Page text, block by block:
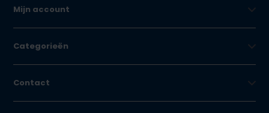
Mijn account
Categorieën
Contact